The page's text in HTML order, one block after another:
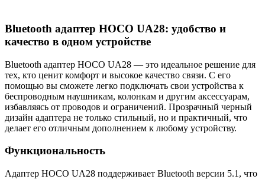
Bluetooth адаптер HOCO UA28: удобство и
качество в одном устройстве
Bluetooth адаптер HOCO UA28 — это идеальное решение для
тех, кто ценит комфорт и высокое качество связи. С его
помощью вы сможете легко подключать свои устройства к
беспроводным наушникам, колонкам и другим аксессуарам,
избавляясь от проводов и ограничений. Прозрачный черный
дизайн адаптера не только стильный, но и практичный, что
делает его отличным дополнением к любому устройству.
Функциональность
Адаптер HOCO UA28 поддерживает Bluetooth версии 5.1, что